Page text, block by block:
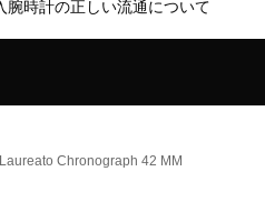
腕時計の正しい流通について
Chronograph 42 MM